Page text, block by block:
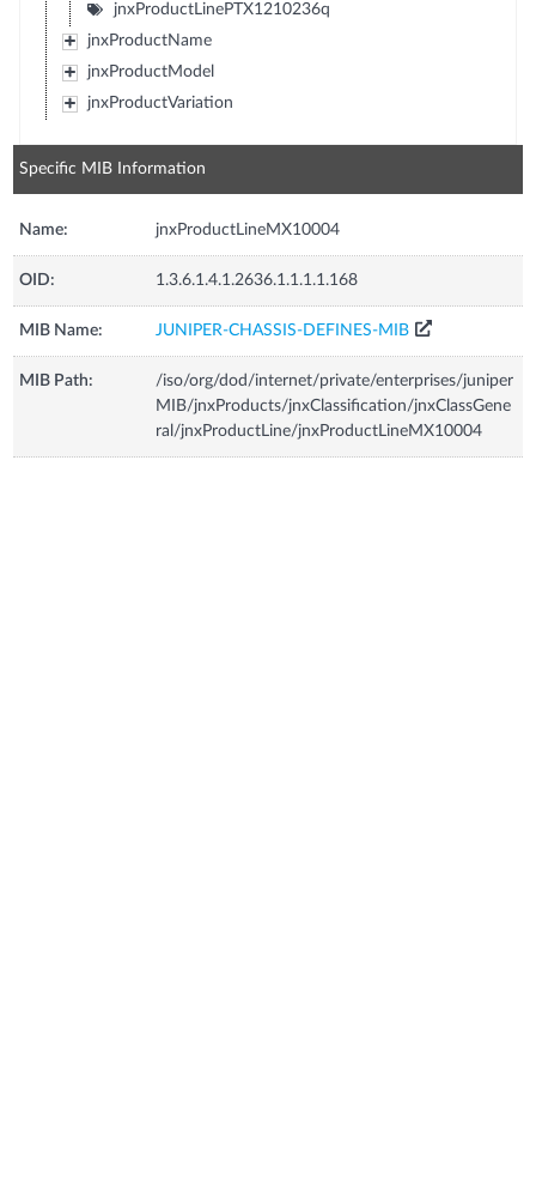
jnxProductLinePTX1210236q
jnxProductName
jnxProductModel
jnxProductVariation
Specific MIB Information
Name: jnxProductLineMX10004
OID: 1.3.6.1.4.1.2636.1.1.1.1.168
MIB Name: JUNIPER-CHASSIS-DEFINES-MIB
MIB Path:
/iso/org/dod/internet/private/enterprises/juniper
MIB/jnxProducts/jnxClassification/jnxClassGene
ral/jnxProductLine/jnxProductLineMX10004